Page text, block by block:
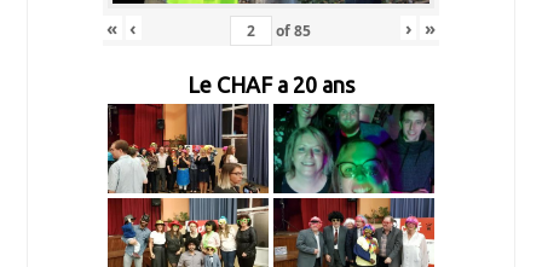
« ‹ of85 › »
Le CHAF a 20 ans